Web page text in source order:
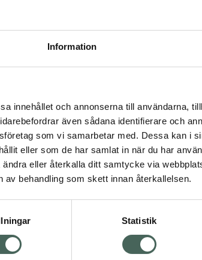
Information
innehållet och annonserna till användarna,
även sådana identifierare och
som vi samarbetar med. Dessa kan i
eller som de har samlat in när du har
eller återkalla ditt samtycke via
behandling som skett innan återkallelsen.
Statistik
I
Aktuella erbjudanden
Visa
Om